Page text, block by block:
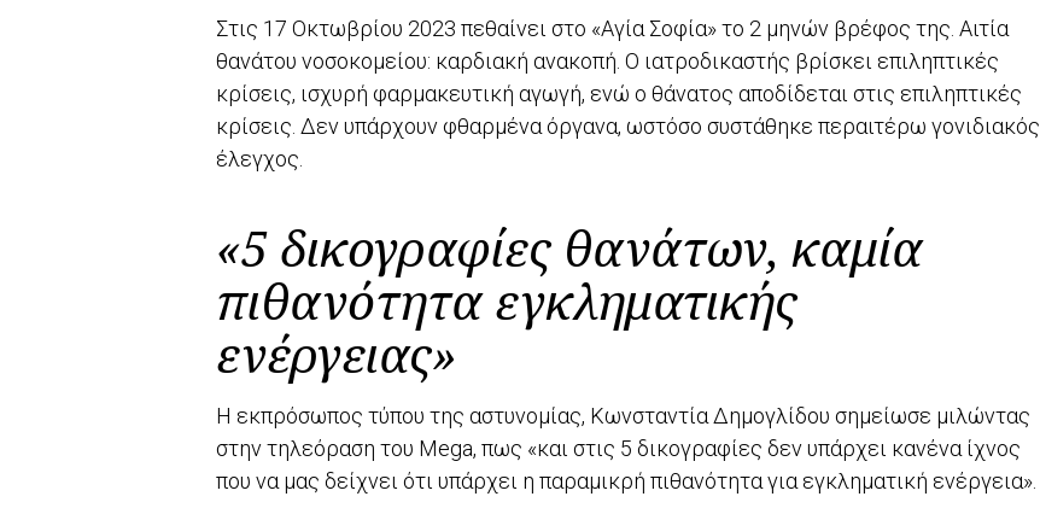
Στις 17 Οκτωβρίου 2023 πεθαίνει στο «Αγία Σοφία» το 2 μηνών βρέφος της. Αιτία
θανάτου νοσοκομείου: καρδιακή ανακοπή. Ο ιατροδικαστής βρίσκει επιληπτικές
κρίσεις, ισχυρή φαρμακευτική αγωγή, ενώ ο θάνατος αποδίδεται στις επιληπτικές
κρίσεις. Δεν υπάρχουν φθαρμένα όργανα, ωστόσο συστάθηκε περαιτέρω γονιδιακός
έλεγχος.
«5 δικογραφίες θανάτων, καμία
πιθανότητα εγκληματικής
ενέργειας»
Η εκπρόσωπος τύπου της αστυνομίας, Κωνσταντία Δημογλίδου σημείωσε μιλώντας
στην τηλεόραση του Mega, πως «και στις 5 δικογραφίες δεν υπάρχει κανένα ίχνος
που να μας δείχνει ότι υπάρχει η παραμικρή πιθανότητα για εγκληματική ενέργεια».